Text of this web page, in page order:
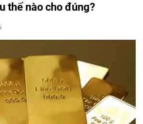
thế nào cho đúng?